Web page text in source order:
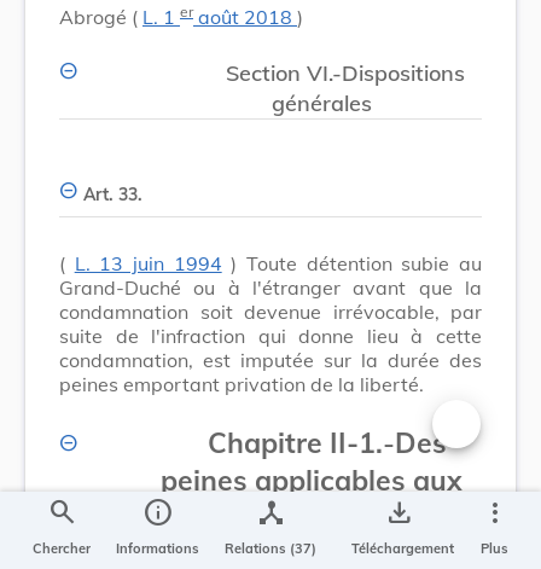
Abrogé ( L. 1 eraoût 2018 )
Section VI.-Dispositions
générales
Art. 33.
( L. 13 juin 1994 ) Toute détention subie au
Grand-Duché ou à l'étranger avant que la
condamnation soit devenue irrévocable, par
suite de l'infraction qui donne lieu à cette
condamnation, est imputée sur la durée des
peines emportant privation de la liberté.
Chapitre II-1.-Des
peines applicables aux
personnes morales
(L. 3 mars 2010)
Changer la
search
Chercher
info
Informations
device_hub
Relations (37)
save_alt
Téléchargement
more_vert
Plus